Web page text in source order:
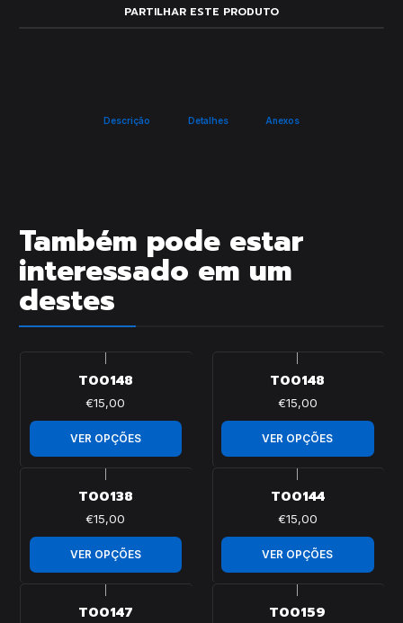
PARTILHAR ESTE PRODUTO
Descrição Detalhes Anexos
Também pode estar
interessado em um
destes
T00148
€15,00
VER OPÇÕES
T00148
€15,00
VER OPÇÕES
T00138
€15,00
VER OPÇÕES
T00144
€15,00
VER OPÇÕES
T00147 T00159